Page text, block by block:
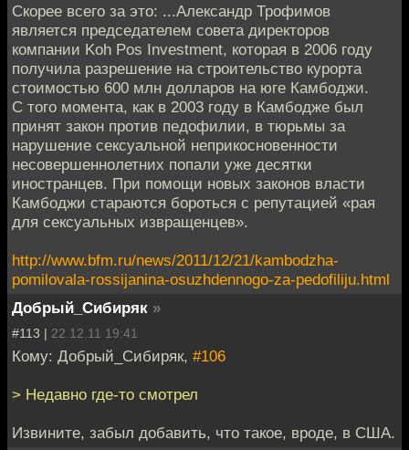
Скорее всего за это: ...Александр Трофимов
является председателем совета директоров
компании Koh Pos Investment, которая в 2006 году
получила разрешение на строительство курорта
стоимостью 600 млн долларов на юге Камбоджи.
С того момента, как в 2003 году в Камбодже был
принят закон против педофилии, в тюрьмы за
нарушение сексуальной неприкосновенности
несовершеннолетних попали уже десятки
иностранцев. При помощи новых законов власти
Камбоджи стараются бороться с репутацией «рая
для сексуальных извращенцев».
http://www.bfm.ru/news/2011/12/21/kambodzha-
pomilovala-rossijanina-osuzhdennogo-za-pedofiliju.html
Добрый_Сибиряк »
#113 | 22.12.11 19:41
Кому: Добрый_Сибиряк, #106
> Недавно где-то смотрел
Извините, забыл добавить, что такое, вроде, в США.